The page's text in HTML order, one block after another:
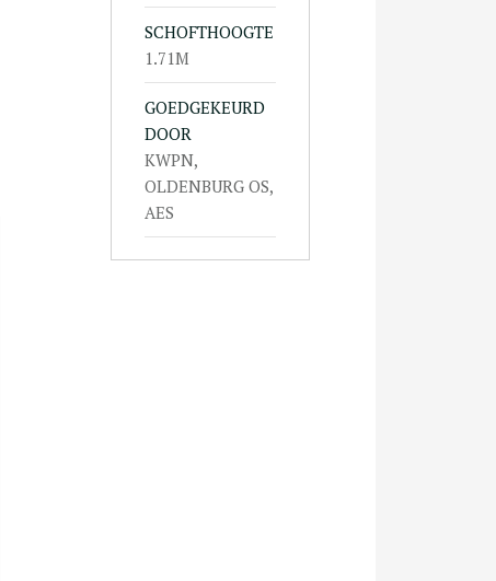
SCHOFTHOOGTE
1.71M
GOEDGEKEURD
DOOR
KWPN,
OLDENBURG OS,
AES